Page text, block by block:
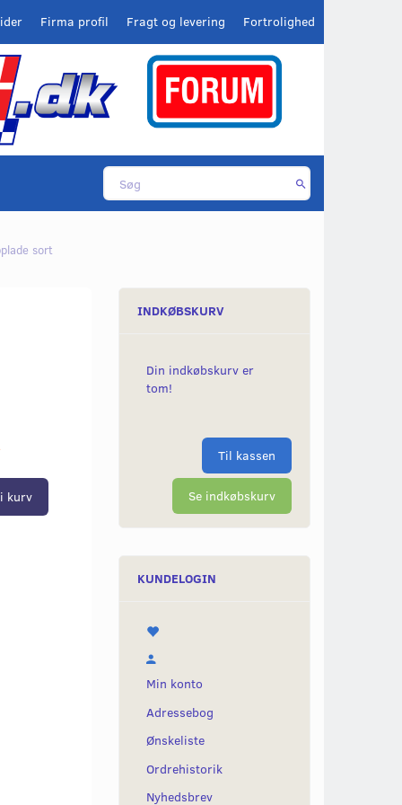
Fortrolighed
Fragt og levering
Firma profil
sort
kurv
INDKØBSKURV
Din indkøbskurv er
tom!
Til kassen
Se indkøbskurv
KUNDELOGIN
Min konto
Adressebog
Ønskeliste
Ordrehistorik
Nyhedsbrev